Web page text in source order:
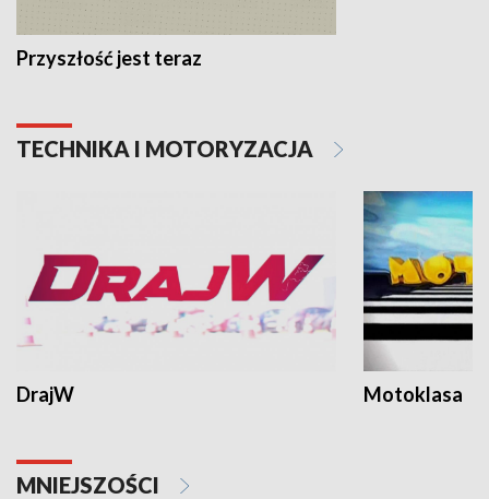
Przyszłość jest teraz
TECHNIKA I MOTORYZACJA
DrajW Motoklasa
MNIEJSZOŚCI